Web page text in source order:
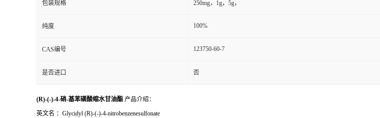
包装规格 250mg，1g，5g，
纯度 100%
CAS编号 123750-60-7
是否进口 否
(R)-(-)-4-硝-基苯磺酸缩水甘油酯 产品介绍：
英文名 ： Glycidyl (R)-(-)-4-nitrobenzenesulfonate